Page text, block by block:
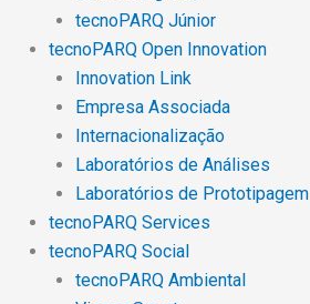
tecnoPARQ Júnior
tecnoPARQ Open Innovation
Innovation Link
Empresa Associada
Internacionalização
Laboratórios de Análises
Laboratórios de Prototipagem
tecnoPARQ Services
tecnoPARQ Social
tecnoPARQ Ambiental